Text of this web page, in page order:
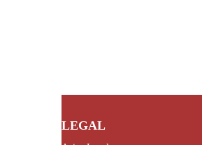
LEGAL